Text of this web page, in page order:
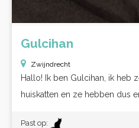
Gulcihan
Zwijndrecht
Hallo! Ik ben Gulcihan, ik heb
huiskatten en ze hebben dus
Past op: